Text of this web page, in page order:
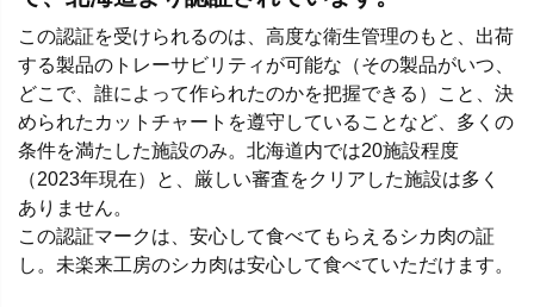
この認証を受けられるのは、高度な衛生管理のもと、出荷
する製品のトレーサビリティが可能な（その製品がいつ、
どこで、誰によって作られたのかを把握できる）こと、決
められたカットチャートを遵守していることなど、多くの
条件を満たした施設のみ。北海道内では20施設程度
（2023年現在）と、厳しい審査をクリアした施設は多く
ありません。
この認証マークは、安心して食べてもらえるシカ肉の証
し。未楽来工房のシカ肉は安心して食べていただけます。